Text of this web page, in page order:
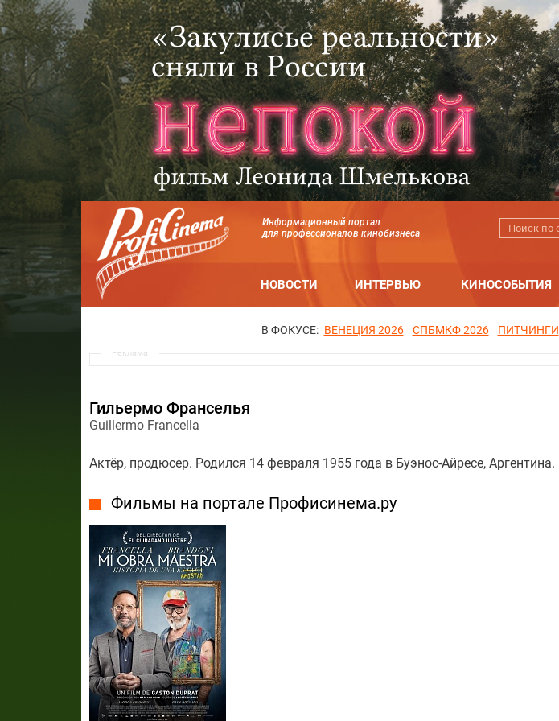
Информационный портал
для профессионалов кинобизнеса
НОВОСТИ ИНТЕРВЬЮ КИНОСОБЫТИЯ
В ФОКУСЕ: ВЕНЕЦИЯ 2026 СПБМКФ 2026 ПИТЧИНГИ
Реклама
Гильермо Франселья
Guillermo Francella
Актёр, продюсер. Родился 14 февраля 1955 года в Буэнос-Айресе, Аргентина.
Фильмы на портале Профисинема.ру